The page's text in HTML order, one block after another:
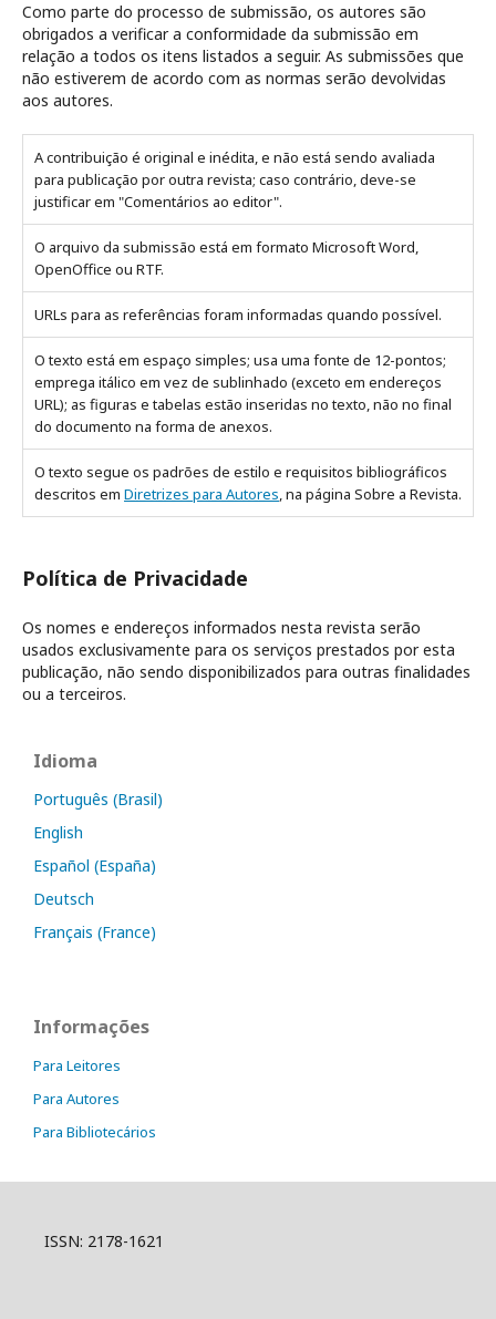
Como parte do processo de submissão, os autores são
obrigados a verificar a conformidade da submissão em
relação a todos os itens listados a seguir. As submissões que
não estiverem de acordo com as normas serão devolvidas
aos autores.
A contribuição é original e inédita, e não está sendo avaliada
para publicação por outra revista; caso contrário, deve-se
justificar em "Comentários ao editor".
O arquivo da submissão está em formato Microsoft Word,
OpenOffice ou RTF.
URLs para as referências foram informadas quando possível.
O texto está em espaço simples; usa uma fonte de 12-pontos;
emprega itálico em vez de sublinhado (exceto em endereços
URL); as figuras e tabelas estão inseridas no texto, não no final
do documento na forma de anexos.
O texto segue os padrões de estilo e requisitos bibliográficos
descritos em Diretrizes para Autores, na página Sobre a Revista.
Política de Privacidade
Os nomes e endereços informados nesta revista serão
usados exclusivamente para os serviços prestados por esta
publicação, não sendo disponibilizados para outras finalidades
ou a terceiros.
Idioma
Português (Brasil)
English
Español (España)
Deutsch
Français (France)
Informações
Para Leitores
Para Autores
Para Bibliotecários
ISSN: 2178-1621